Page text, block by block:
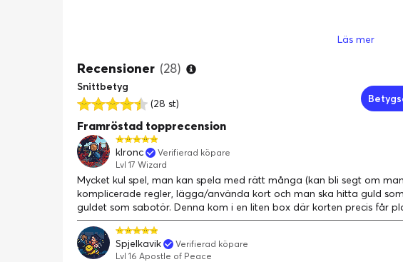
Antal spelare: 3 - 10
Speltid: 30 min.
Ålder: 8+
Läs mer
Recensioner (28)
Snittbetyg
(28 st)
Framröstad topprecension
klronc
Verifierad köpare
Lvl 17 Wizard
Mycket kul spel, man kan spela med rätt många (kan bli segt om
komplicerade regler, lägga/använda kort och man ska hitta guld
guldet som sabotör. Denna kom i en liten box där korten precis får
Spjelkavik
Verifierad köpare
Lvl 16 Apostle of Peace